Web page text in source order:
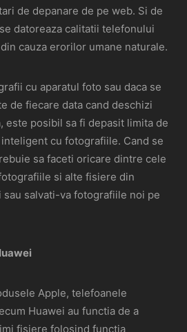
de depanare de pe web. Si de
datoreaza calitatii telefonului
cauza erorilor umane naturale.
cu aparatul foto sau daca se
de fiecare data cand deschizi
este posibil sa fi depasit limita de
cu fotografiile. Cand se
sa faceti oricare dintre cele
si alte fisiere din
salvati-va fotografiile noi pe
Apple, telefoanele
Huawei au functia de a
fisiere folosind functia